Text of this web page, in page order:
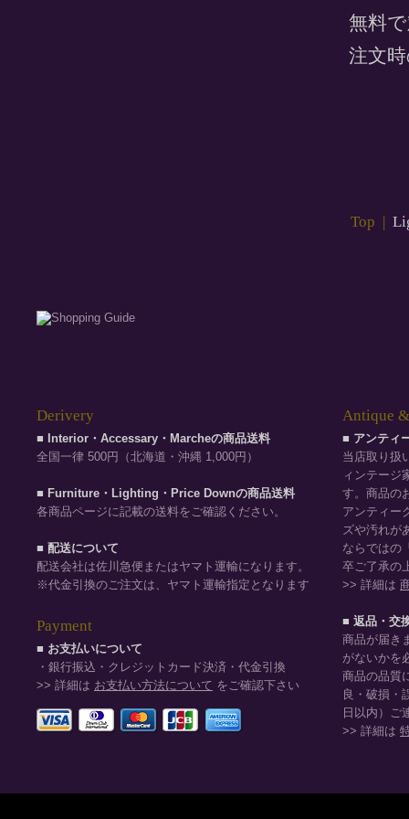
無料
注文
Top |
Derivery
■ Interior・Accessary・Marcheの商品送料
全国一律 500円（北海道・沖縄 1,000円）
■ Furniture・Lighting・Price Downの商品送料
各商品ページに記載の送料をご確認ください。
■ 配送について
配送会社は佐川急便またはヤマト運輸になります。
※代金引換のご注文は、ヤマト運輸指定となります
Payment
■ お支払いについて
・銀行振込・クレジットカード決済・代金引換
>> 詳細は お支払い方法について をご確認下さい
Antique
■ アンティ
当店取り扱
ィンテージ
す。商品の
アンティー
ズや汚れが
ならではの
卒ご了承の
>> 詳細は
■ 返品・交
商品が届き
がないかを
商品の品質
良・破損・
日以内）ご
>> 詳細は